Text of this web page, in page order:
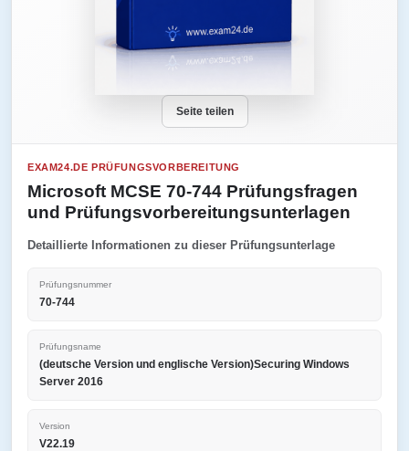
Seite teilen
EXAM24.DE PRÜFUNGSVORBEREITUNG
Microsoft MCSE 70-744 Prüfungsfragen
und Prüfungsvorbereitungsunterlagen
Detaillierte Informationen zu dieser Prüfungsunterlage
Prüfungsnummer
70-744
Prüfungsname
(deutsche Version und englische Version)Securing Windows
Server 2016
Version
V22.19